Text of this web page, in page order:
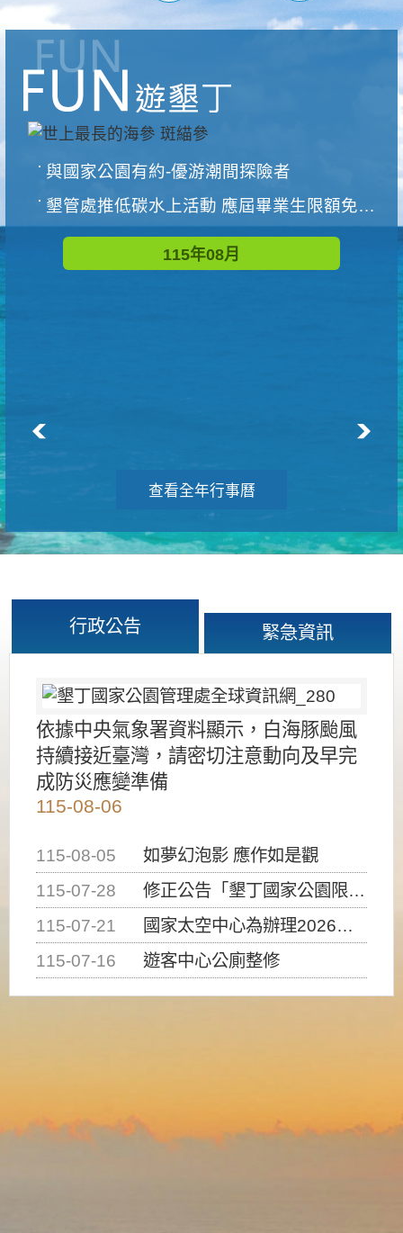
與國家公園有約-優游潮間探險者
墾管處推低碳水上活動 應屆畢業生限額免費參加
115年08月
查看全年行事曆
行政公告 緊急資訊
依據中央氣象署資料顯示，白海豚颱風
持續接近臺灣，請密切注意動向及早完
成防災應變準備
115-08-06
115-08-05
如夢幻泡影 應作如是觀
115-07-28
修正公告「墾丁國家公園限制水域遊憩活動之種類、範圍、時間及行為」，自即日生效。
115-07-21
國家太空中心為辦理2026台灣盃火箭競賽，陸、海、空域警戒及協調相關事宜，因颱風備案事宜
115-07-16
遊客中心公廁整修